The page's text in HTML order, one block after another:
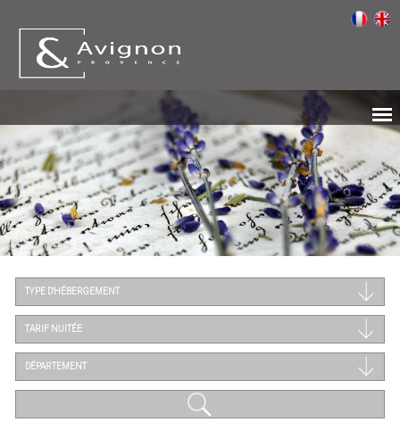
TYPE D'HÉBERGEMENT
TARIF NUITÉE
DÉPARTEMENT